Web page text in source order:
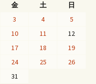
金 土
日
3 4
5
10 11
12
17 18
19
24 25
26
31